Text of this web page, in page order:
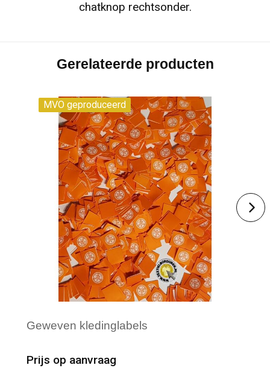
chatknop rechtsonder.
Gerelateerde producten
MVO geproduceerd
Geweven kledinglabels
Prijs op aanvraag